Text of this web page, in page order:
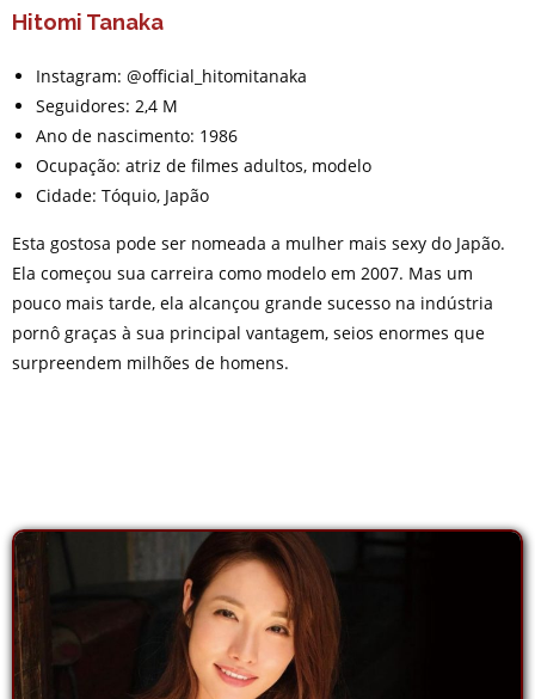
Hitomi Tanaka
Instagram: @official_hitomitanaka
Seguidores: 2,4 M
Ano de nascimento: 1986
Ocupação: atriz de filmes adultos, modelo
Cidade: Tóquio, Japão
Esta gostosa pode ser nomeada a mulher mais sexy do Japão.
Ela começou sua carreira como modelo em 2007. Mas um
pouco mais tarde, ela alcançou grande sucesso na indústria
pornô graças à sua principal vantagem, seios enormes que
surpreendem milhões de homens.